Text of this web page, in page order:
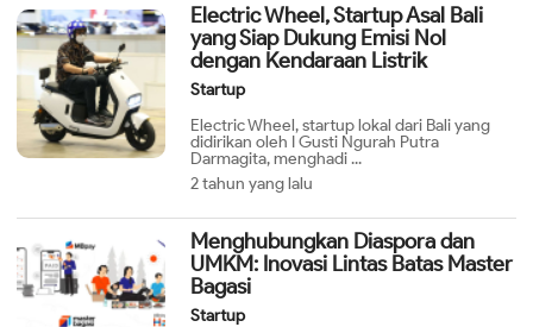
Electric Wheel, Startup Asal Bali
yang Siap Dukung Emisi Nol
dengan Kendaraan Listrik
Startup
Electric Wheel, startup lokal dari Bali yang
didirikan oleh I Gusti Ngurah Putra
Darmagita, menghadi ...
2 tahun yang lalu
Menghubungkan Diaspora dan
UMKM: Inovasi Lintas Batas Master
Bagasi
Startup